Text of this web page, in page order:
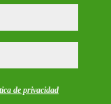
de privacidad